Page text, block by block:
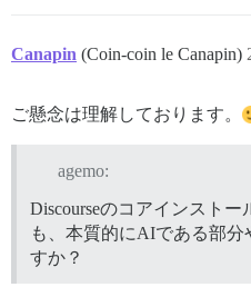
Canapin (Coin-coin le Canapin)
ご懸念は理解しております。
agemo:
Discourseのコアインスト
も、本質的にAIである部分
すか？